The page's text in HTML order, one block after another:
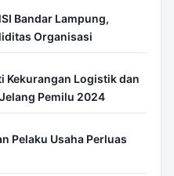
Bandar Lampung,
Organisasi
Kekurangan Logistik dan
Pemilu 2024
Pelaku Usaha Perluas